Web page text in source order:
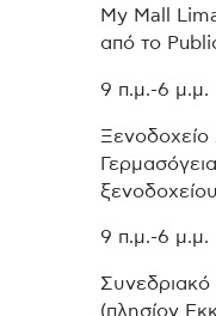
My Mall
από το
9 π.μ.-6 μ.μ.
9 π.μ.-6 μ.μ.
(πλησίον